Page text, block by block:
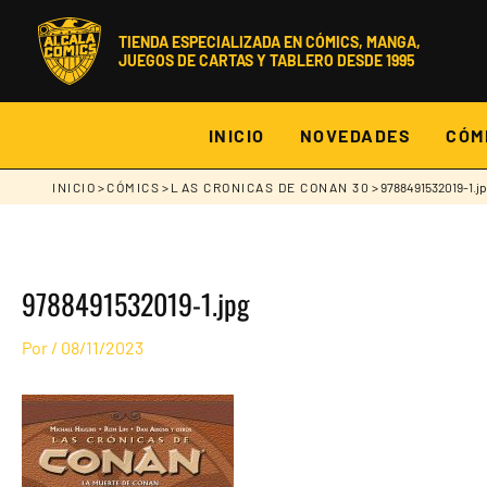
contenido
TIENDA ESPECIALIZADA EN CÓMICS, MANGA,
JUEGOS DE CARTAS Y TABLERO DESDE 1995
INICIO NOVEDADES
INICIO >CÓMICS > LAS CRONICAS DE CONAN 30 > 9788491532019-
9788491532019-1.jpg
Por / 08/11/2023